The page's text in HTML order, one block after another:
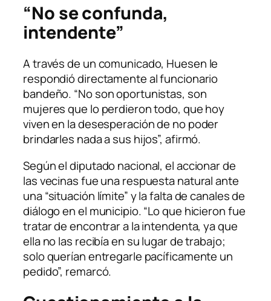
“No se confunda,
intendente”
A través de un comunicado, Huesen le
respondió directamente al funcionario
bandeño. “No son oportunistas, son
mujeres que lo perdieron todo, que hoy
viven en la desesperación de no poder
brindarles nada a sus hijos”, afirmó.
Según el diputado nacional, el accionar de
las vecinas fue una respuesta natural ante
una “situación límite” y la falta de canales de
diálogo en el municipio. “Lo que hicieron fue
tratar de encontrar a la intendenta, ya que
ella no las recibía en su lugar de trabajo;
solo querían entregarle pacíficamente un
pedido”, remarcó.